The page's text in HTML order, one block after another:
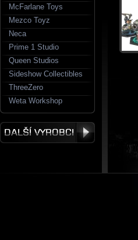
McFarlane Toys
Mezco Toyz
Neca
Prime 1 Studio
Queen Studios
Sideshow Collectibles
ThreeZero
Weta Workshop